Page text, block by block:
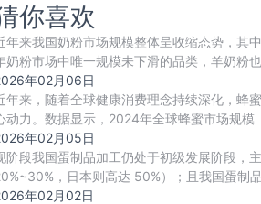
你喜欢
年来我国奶粉市场规模整体呈收缩态势，其
奶粉市场中唯一规模未下滑的品类，羊奶粉
年02月06日
年来，随着全球健康消费理念持续深化，蜂
动力。数据显示，2024年全球蜂蜜市场规
年02月05日
阶段我国蛋制品加工仍处于初级发展阶段，
，日本则高达 50%）；且我国蛋制
年02月02日